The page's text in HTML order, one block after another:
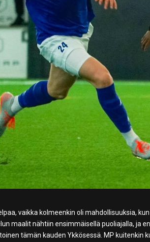
vaikka kolmeenkin oli mahdollisuuksia,
maalit nähtiin ensimmäisellä puoliajalla, ja
tämän kauden Ykkösessä. MP kuitenkin